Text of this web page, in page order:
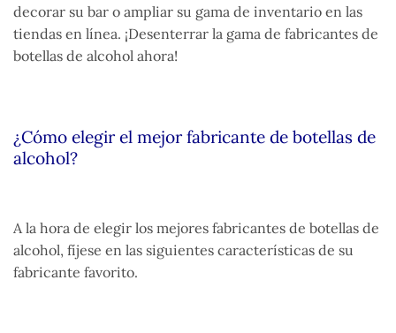
decorar su bar o ampliar su gama de inventario en las
tiendas en línea. ¡Desenterrar la gama de fabricantes de
botellas de alcohol ahora!
¿Cómo elegir el mejor fabricante de botellas de
alcohol?
A la hora de elegir los mejores fabricantes de botellas de
alcohol, fíjese en las siguientes características de su
fabricante favorito.